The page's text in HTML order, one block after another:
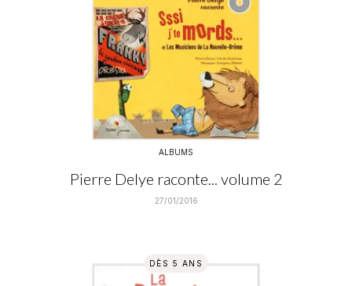
ALBUMS
Pierre Delye raconte... volume 2
27/01/2016
DÈS 5 ANS